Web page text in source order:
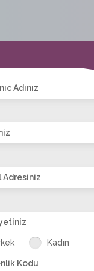
Bayanlar(267)
sevdalı23
Adınız
Adresiniz
Kadın
Kodu